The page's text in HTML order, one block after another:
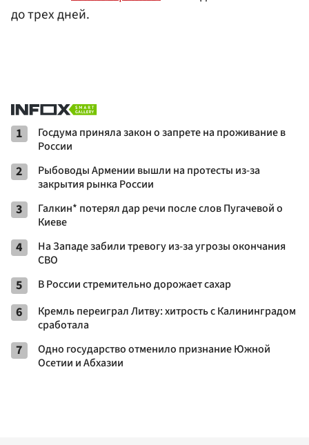
до трех дней.
1
Госдума приняла закон о запрете на проживание в
России
2
Рыбоводы Армении вышли на протесты из-за
закрытия рынка России
3
Галкин* потерял дар речи после слов Пугачевой о
Киеве
4
На Западе забили тревогу из-за угрозы окончания
СВО
5 В России стремительно дорожает сахар
6
Кремль переиграл Литву: хитрость с Калининградом
сработала
7
Одно государство отменило признание Южной
Осетии и Абхазии